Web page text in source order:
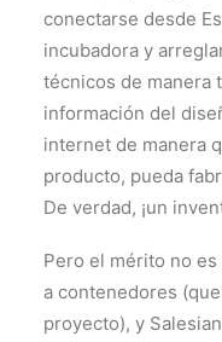
conectarse desde
incubadora y
técnicos de manera
información del
internet de manera
producto, pueda
De verdad, ¡un
Pero el mérito no es
a contenedores
proyecto), y